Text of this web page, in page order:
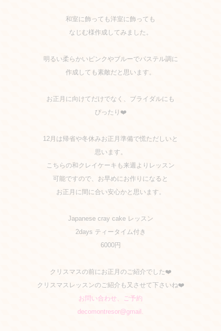
和室に飾っても洋室に飾っても
なじむ様作成してみました。
明るい柔らかいピンクやブルーでパステル調に
作成しても素敵だと思います。
お正月に向けてだけでなく、ブライダルにも
ぴったり❤️
12月は帰省や冬休みお正月準備で慌ただしいと
思います。
こちらの和クレイケーキも来週よりレッスン
可能ですので、お早めにお作りになると
お正月に間に合い安心かと思います。
Japanese cray cake レッスン
2days ティータイム付き
6000円
クリスマスの前にお正月のご紹介でした❤️
クリスマスレッスンのご紹介も又させて下さいね❤️
お問い合わせ、ご予約
decomontresor@gmail.